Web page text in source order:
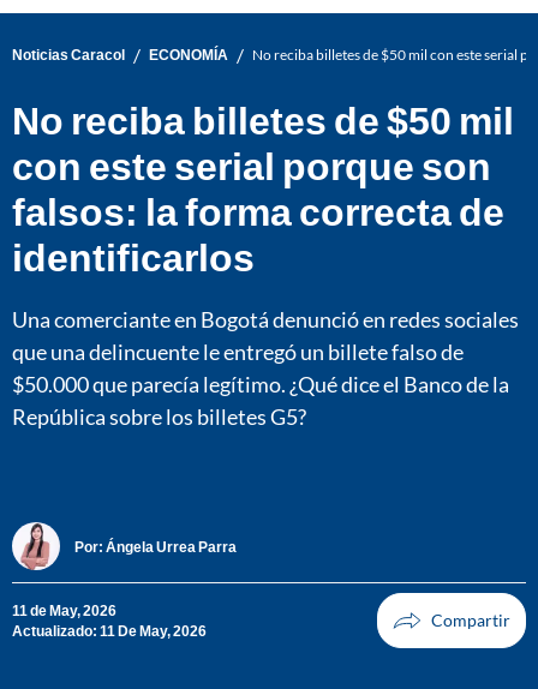
Noticias Caracol / ECONOMÍA / No reciba billetes de $50 mil con este serial
No reciba billetes de $50 mil
con este serial porque son
falsos: la forma correcta de
identificarlos
Una comerciante en Bogotá denunció en redes sociales
que una delincuente le entregó un billete falso de
$50.000 que parecía legítimo. ¿Qué dice el Banco de la
República sobre los billetes G5?
Por: Ángela Urrea Parra
11 de May, 2026
Actualizado: 11 De May, 2026